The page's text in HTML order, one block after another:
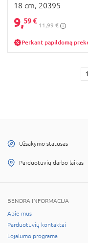
18 cm, 20395
9,59 €
11,99 €
Perkant papildomą
1
Užsakymo statusas
Parduotuvių darbo laikas
BENDRA INFORMACIJA
Apie mus
Parduotuvių kontaktai
Lojalumo programa